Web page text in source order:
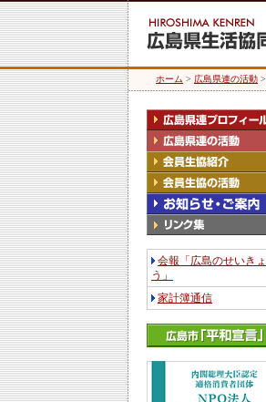
ホーム > 広島県連の活動 >
会報「広島のせいきょ
う」
家計簿通信